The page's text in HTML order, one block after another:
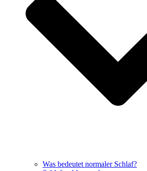
Was bedeutet normaler Schlaf?